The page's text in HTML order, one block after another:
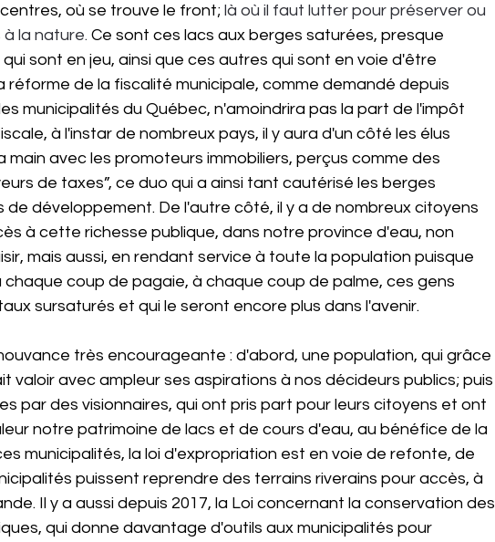
où se trouve le front; là où il faut lutter pour préserver ou
la nature. Ce sont ces lacs aux berges saturées, presque
sont en jeu, ainsi que ces autres qui sont en voie d'être
réforme de la fiscalité municipale, comme demandé depuis
municipalités du Québec, n'amoindrira pas la part de l'impôt
à l'instar de nombreux pays, il y aura d'un côté les élus
main avec les promoteurs immobiliers, perçus comme des
de taxes”, ce duo qui a ainsi tant cautérisé les berges
développement. De l'autre côté, il y a de nombreux citoyens
à cette richesse publique, dans notre province d'eau, non
mais aussi, en rendant service à toute la population puisque
coup de pagaie, à chaque coup de palme, ces gens
sursaturés et qui le seront encore plus dans l'avenir.
très encourageante : d'abord, une population, qui grâce
valoir avec ampleur ses aspirations à nos décideurs publics; puis
par des visionnaires, qui ont pris part pour leurs citoyens et ont
notre patrimoine de lacs et de cours d'eau, au bénéfice de la
municipalités, la loi d'expropriation est en voie de refonte, de
puissent reprendre des terrains riverains pour accès, à
Il y a aussi depuis 2017, la Loi concernant la conservation des
qui donne davantage d'outils aux municipalités pour